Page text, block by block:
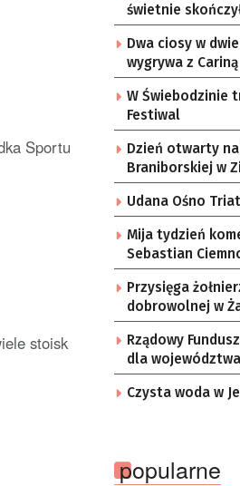
Sportu
stoisk
świetnie
Dwa ciosy w
wygrywa z Cariną
W Świebodzinie
Festiwal
Dzień otwarty na
Braniborskiej w
raz ostatni w
Udana Ośno
Mija tydzień
Sebastian
Przysięga
dobrowolnej w
ZDJĘĆ]
Rządowy
dla
Czysta woda w
popularne